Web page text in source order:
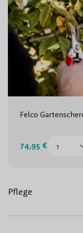
Felco
74,95 €
Pflege